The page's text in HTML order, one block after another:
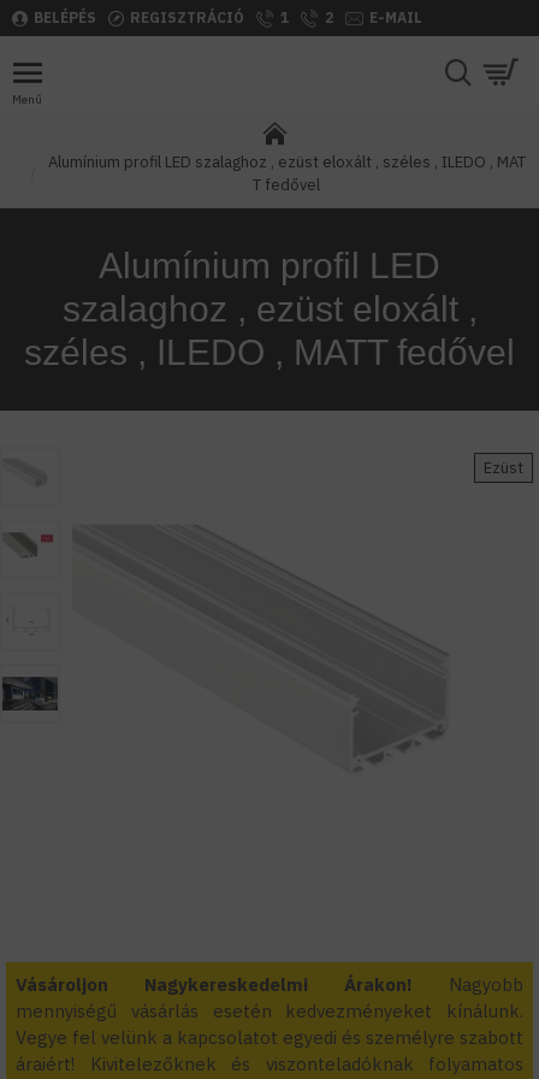
BELÉPÉS REGISZTRÁCIÓ 1 2 E-MAIL
Alumínium profil LED szalaghoz , ezüst eloxált , széles , ILEDO , MAT
T fedővel
Alumínium profil LED
szalaghoz , ezüst eloxált ,
széles , ILEDO , MATT fedővel
Ezüst
Vásároljon Nagykereskedelmi Árakon!
Nagyobb
mennyiségű vásárlás esetén kedvezményeket kínálunk.
Vegye fel velünk a kapcsolatot egyedi és személyre szabott
áraiért! Kivitelezőknek és viszonteladóknak folyamatos